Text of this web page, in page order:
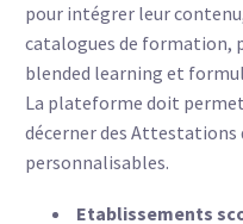
pour intégrer leur
catalogues de formation,
blended learning et
La plateforme doit
décerner des
personnalisables.
Etablissements